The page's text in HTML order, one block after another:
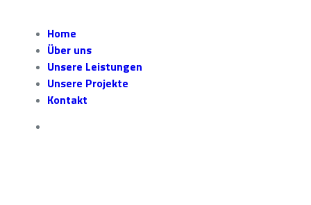
Home
Über uns
Unsere Leistungen
Unsere Projekte
Kontakt